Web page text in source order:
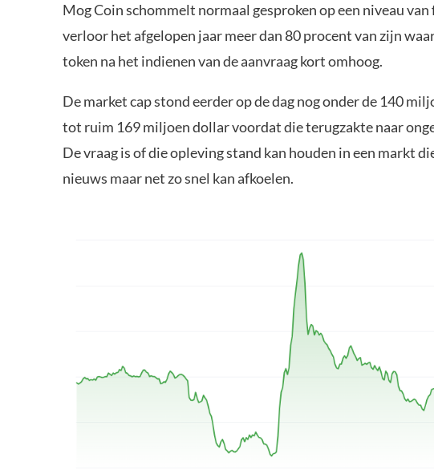
Mog Coin schommelt normaal gesproken op een niveau van
verloor het afgelopen jaar meer dan 80 procent van zijn
token na het indienen van de aanvraag kort omhoog.
De market cap stond eerder op de dag nog onder de 140
tot ruim 169 miljoen dollar voordat die terugzakte naar
De vraag is of die opleving stand kan houden in een markt
nieuws maar net zo snel kan afkoelen.